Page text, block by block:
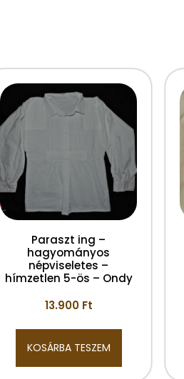
Paraszt ing –
hagyományos
népviseletes –
hímzetlen 5-ös – Ondy
13.900 Ft
KOSÁRBA TESZEM